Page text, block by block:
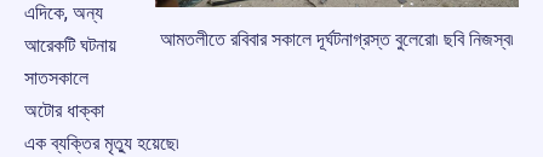
আমতলীতে রবিবার সকালে দূর্ঘটনাগ্রস্ত বুলেরো৷ ছবি নিজস্ব৷
এদিকে, অন্য
আরেকটি ঘটনায়
সাতসকালে
অটোর ধাক্কা
এক ব্যক্তির মৃত্যু হয়েছে৷